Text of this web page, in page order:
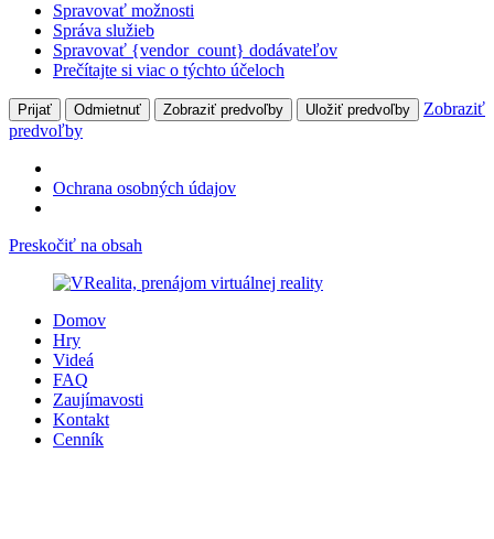
Spravovať možnosti
Správa služieb
Spravovať {vendor_count} dodávateľov
Prečítajte si viac o týchto účeloch
Prijať Odmietnuť Zobraziť predvoľby Uložiť predvoľby
Zobraziť
predvoľby
Ochrana osobných údajov
Preskočiť na obsah
Domov
Hry
Videá
FAQ
Zaujímavosti
Kontakt
Cenník